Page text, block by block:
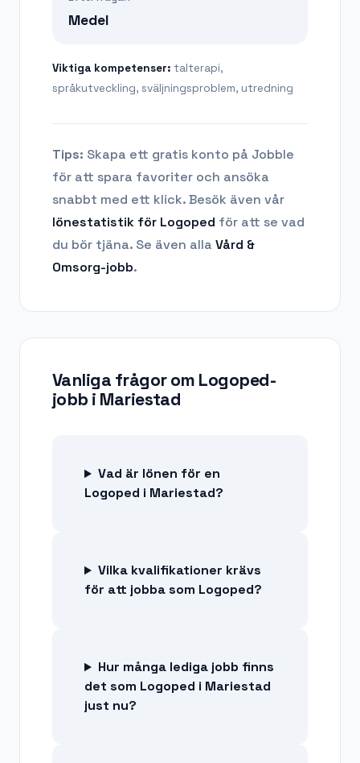
Medel
Viktiga kompetenser: talterapi,
språkutveckling, sväljningsproblem, utredning
Tips: Skapa ett gratis konto på Jobble
för att spara favoriter och ansöka
snabbt med ett klick. Besök även vår
lönestatistik för Logoped för att se vad
du bör tjäna. Se även alla Vård &
Omsorg-jobb.
Vanliga frågor om Logoped-
jobb i Mariestad
Vad är lönen för en
Logoped i Mariestad?
Vilka kvalifikationer krävs
för att jobba som Logoped?
Hur många lediga jobb finns
det som Logoped i Mariestad
just nu?